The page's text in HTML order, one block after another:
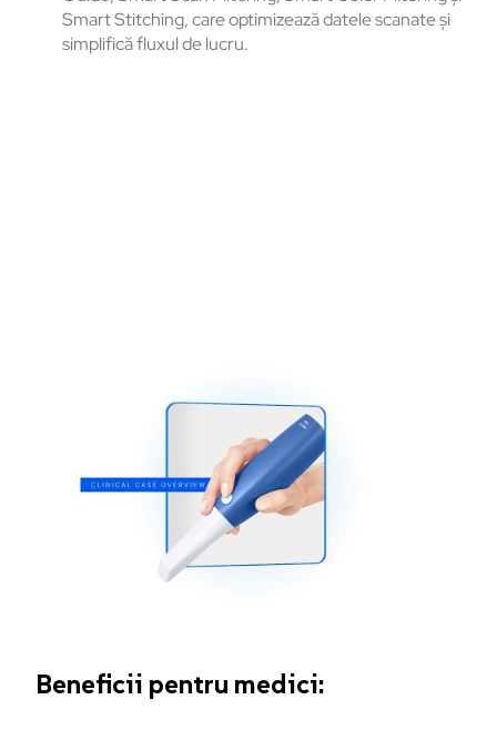
Smart Stitching, care optimizează datele scanate și
simplifică fluxul de lucru.
Beneficii pentru medici: